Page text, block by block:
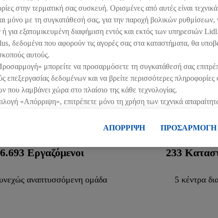
(2) (1) Εικόνες:
Η LIDL ΕΛΛΑΣ - ΣΗΜΕΡΑ
6.700Εργαζόμενοι
αναπτυσσόμενη ομάδα
233
5 κέντρα
στην τερματική σας συσκευή. Ορισμένες από αυτές είναι
μόνο με τη συγκατάθεσή σας, για την παροχή βολικών ρυθμίσεων,
ή για εξατομικευμένη διαφήμιση εντός και εκτός των υπηρεσιών
δεδομένα που αφορούν τις αγορές σας στα καταστήματα, θα
αυτούς.
μπορείτε να προσαρμόσετε τη συγκατάθεσή σας
δεδομένων και να βρείτε περισσότερες πληροφορίες
που λαμβάνει χώρα στο πλαίσιο της κάθε τεχνολογίας.
«Απόρριψη», επιτρέπετε μόνο τη χρήση των τεχνικά
μεταξύ άλλων για την περίοδο αποθήκευσης των
συγκατάθεσή σας ανά πάσα στιγμή με ισχύ για το μέλλον, μπορείτε
Μπορείτε να βρείτε τα νομικά στοιχεία της εταιρείας μας εδώ.
ΑΠΟΡΡΙΨΗ ΠΡΟΣΑΡΜΟΓΗ